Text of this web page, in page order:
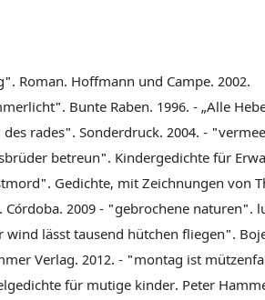
Roman. Hoffmann und Campe. 2002.
Bunte Raben. 1996. - „Alle
rades". Sonderdruck. 2004. -
betreun". Kindergedichte für
Gedichte, mit Zeichnungen von
Córdoba. 2009 - "gebrochene naturen".
wind lässt tausend hütchen fliegen".
Verlag. 2012. - "montag ist
für mutige kinder. Peter